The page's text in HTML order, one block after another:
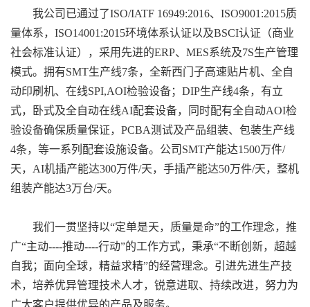
我公司已通过了ISO/IATF 16949:2016、ISO9001:2015质
量体系，ISO14001:2015环境体系认证以及BSCI认证（商业
社会标准认证），采用先进的ERP、MES系统及7S生产管理
模式。拥有SMT生产线7条，全新西门子高速贴片机、全自
动印刷机、在线SPI,AOI检验设备；DIP生产线4条，有立
式，卧式及全自动在线AI配套设备，同时配有全自动AOI检
验设备确保质量保证，PCBA测试及产品组装、包装生产线
4条，等一系列配套设施设备。公司SMT产能达1500万件/
天，AI机插产能达300万件/天，手插产能达50万件/天，整机
组装产能达3万台/天。
我们一贯坚持以“定单是天，质量是命”的工作理念，推
广“主动----推动----行动”的工作方式，秉承“不断创新，超越
自我；面向全球，精益求精”的经营理念。引进先进生产技
术，培养优异管理技术人才，锐意进取、持续改进，努力为
广大客户提供优异的产品及服务。